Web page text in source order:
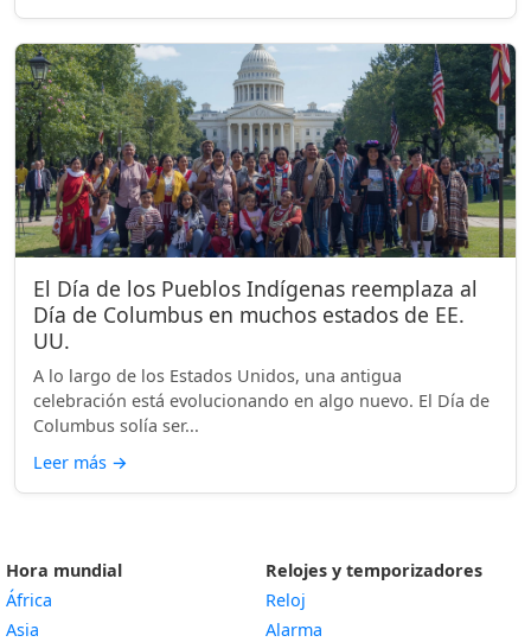
El Día de los Pueblos Indígenas reemplaza al
Día de Columbus en muchos estados de EE.
UU.
A lo largo de los Estados Unidos, una antigua
celebración está evolucionando en algo nuevo. El Día de
Columbus solía ser...
Leer más →
Hora mundial
África
Asia
Relojes y temporizadores
Reloj
Alarma